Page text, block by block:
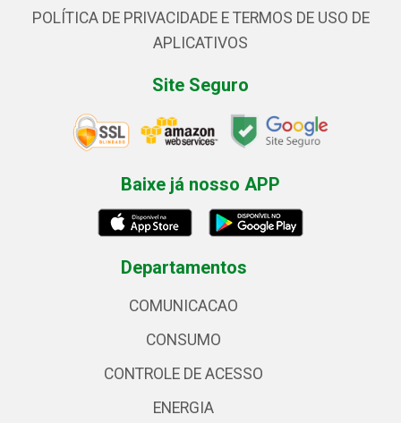
POLÍTICA DE PRIVACIDADE E TERMOS DE USO DE
APLICATIVOS
Site Seguro
Baixe já nosso APP
Departamentos
COMUNICACAO
CONSUMO
CONTROLE DE ACESSO
ENERGIA